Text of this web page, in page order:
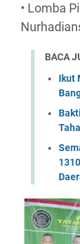
• Lomba
BACA
Ikut